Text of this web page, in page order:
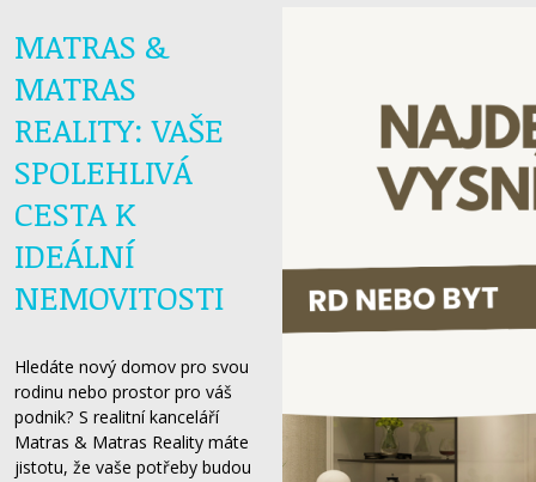
MATRAS &
MATRAS
REALITY: VAŠE
SPOLEHLIVÁ
CESTA K
IDEÁLNÍ
NEMOVITOSTI
Hledáte nový domov pro svou
rodinu nebo prostor pro váš
podnik? S realitní kanceláří
Matras & Matras Reality máte
jistotu, že vaše potřeby budou